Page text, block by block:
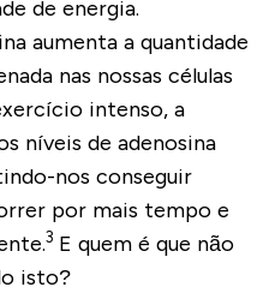
de energia.
aumenta a quantidade
nas nossas células
intenso, a
níveis de adenosina
nos conseguir
por mais tempo e
3 E quem é que não
isto?